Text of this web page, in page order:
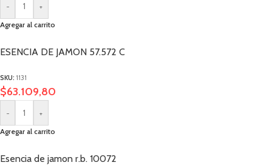
- +
Agregar al carrito
ESENCIA DE JAMON 57.572 C
SKU: 1131
$63.109,80
- +
Agregar al carrito
Esencia de jamon r.b. 10072